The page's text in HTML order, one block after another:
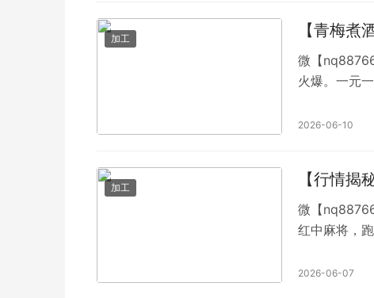
加工 【青梅煮
微【
火爆。一元
元，二元任
2026-06-10
加工 【行情
微【
红中麻将，
时，下分不
2026-06-07